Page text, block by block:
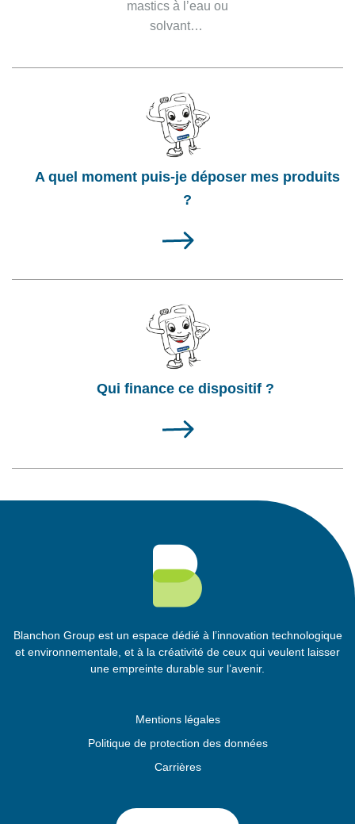
mastics à l’eau ou
solvant…
A quel moment puis-je déposer mes produits
?
Qui finance ce dispositif ? ​​
Blanchon Group est un espace dédié à l’innovation technologique
et environnementale, et à la créativité de ceux qui veulent laisser
une empreinte durable sur l’avenir.
Mentions légales
Politique de protection des données
Carrières